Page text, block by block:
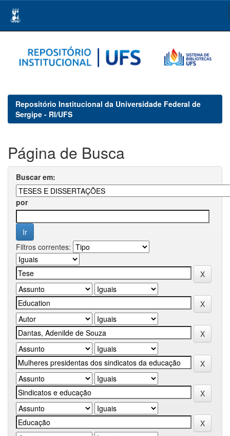
navigation
Repositório Institucional da Universidade Federal de
Sergipe - RI/UFS
Página de Busca
Buscar em:
por
Filtros correntes: